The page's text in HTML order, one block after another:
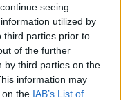
seeing
utilized by
third parties prior to
of the further
by third parties on the
information may
on the IAB’s List of
επιστολή σε
πρόκειται για
δείχνει ότι στην